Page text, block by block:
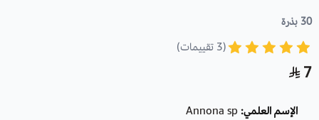
30 بذرة
(3 تقييمات)
7
الإسم العلمي: Annona sp